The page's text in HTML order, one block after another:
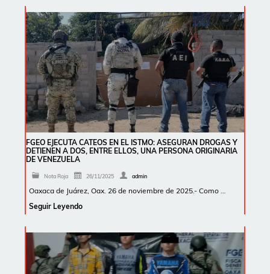
FGEO EJECUTA CATEOS EN EL ISTMO: ASEGURAN DROGAS Y
DETIENEN A DOS, ENTRE ELLOS, UNA PERSONA ORIGINARIA
DE VENEZUELA
Nota Roja 26/11/2025 admin
Oaxaca de Juárez, Oax. 26 de noviembre de 2025.- Como …
Seguir Leyendo